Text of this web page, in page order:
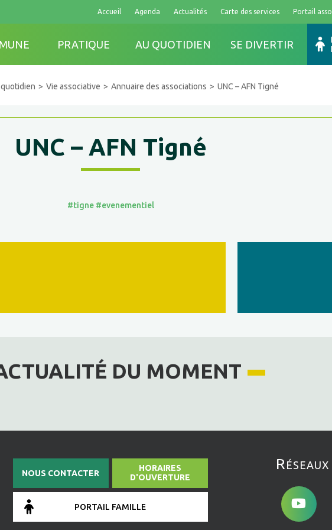
Accueil Agenda Actualités Carte des services Portail
PRATIQUE AU QUOTIDIEN SE DIVERTIR
Vie associative Annuaire des associations UNC – AFN Tigné
UNC – AFN Tigné
#tigne #evenementiel
DU MOMENT
NOUS CONTACTER
HORAIRES
D'OUVERTURE
PORTAIL FAMILLE